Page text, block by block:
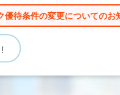
待条件の変更についてのお